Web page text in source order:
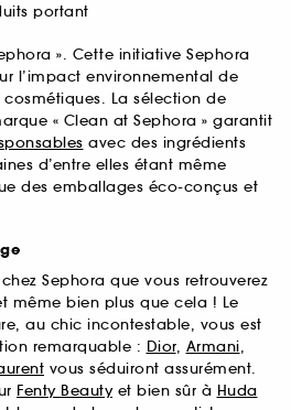
portant
». Cette initiative Sephora
l’impact environnemental de
La sélection de
« Clean at Sephora » garantit
avec des ingrédients
d’entre elles étant même
des emballages éco-conçus et
Sephora que vous retrouverez
même bien plus que cela ! Le
au chic incontestable, vous est
remarquable : Dior, Armani,
vous séduiront assurément.
Fenty Beautyet bien sûr à Huda